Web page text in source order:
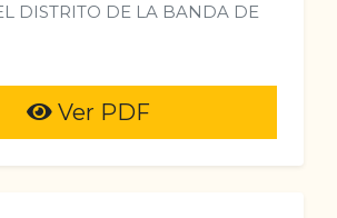
DISTRITO DE LA BANDA DE
Ver PDF